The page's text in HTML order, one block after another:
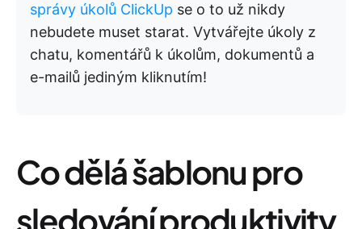
správy úkolů ClickUp se o to už nikdy
nebudete muset starat. Vytvářejte úkoly z
chatu, komentářů k úkolům, dokumentů a
e-mailů jediným kliknutím!
Co dělá šablonu pro
sledování produktivity